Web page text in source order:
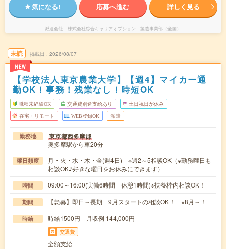
気になる! 応募へ進む 詳しく見る
派遣会社 株式会社綜合キャリアオプション 製造事業部（全国）
未読
NEW
掲載日 2026/08/07
【学校法人東京農業大学】【週4】マイカー通
勤OK！事務！残業なし！時短OK
職種未経験OK 交通費別途支給あり 土日祝日が休み
在宅・リモート WEB登録OK 派遣
勤務地 東京都西多摩郡
奥多摩駅から車20分
曜日頻度
月・火・水・木・金(週4日) ※週2～5相談OK（※勤務曜日も
相談OK♪好きな曜日をお休みにできます）
時間 09:00～16:00(実働6時間 休憩1時間)※扶養枠内相談OK！
期間 【急募】即日～長期 9月スタートの相談OK！ ※8月～！
時給 時給1500円 月収例 144,000円
交通費
全額支給